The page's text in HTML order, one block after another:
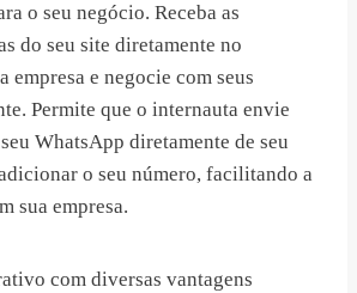
o seu negócio. Receba as
do seu site diretamente no
empresa e negocie com seus
Permite que o internauta envie
WhatsApp diretamente de seu
o seu número, facilitando a
sua empresa.
com diversas vantagens